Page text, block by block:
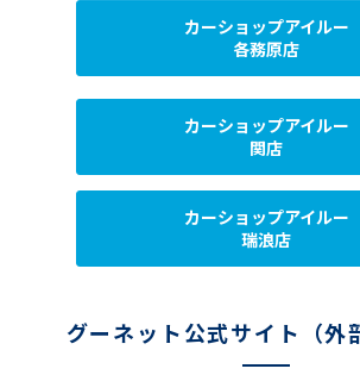
カーショップアイルー
各務原店
カーショップアイルー
関店
カーショップアイルー
瑞浪店
グーネット公式サイト（外